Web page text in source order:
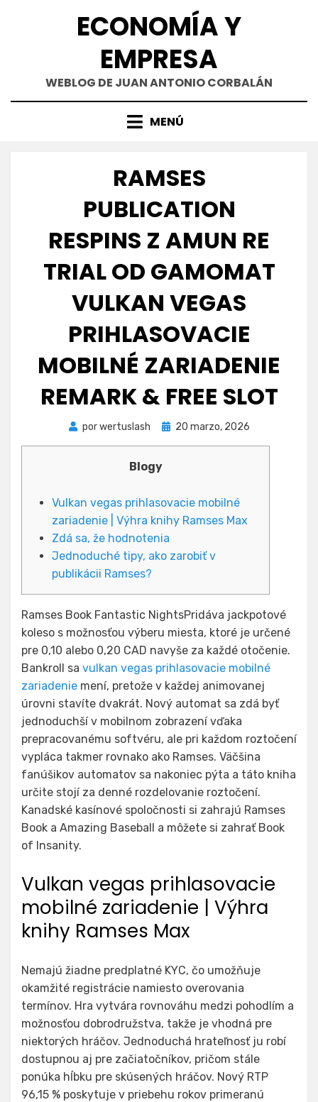
ECONOMÍA Y
EMPRESA
WEBLOG DE JUAN ANTONIO CORBALÁN
MENÚ
RAMSES
PUBLICATION
RESPINS Z AMUN RE
TRIAL OD GAMOMAT
VULKAN VEGAS
PRIHLASOVACIE
MOBILNÉ ZARIADENIE
REMARK & ​​FREE SLOT
porwertuslash
Publicada
20 marzo, 2026
Blogy
Vulkan vegas prihlasovacie mobilné
zariadenie | Výhra knihy Ramses Max
Zdá sa, že hodnotenia
Jednoduché tipy, ako zarobiť v
publikácii Ramses?
Ramses Book Fantastic NightsPridáva jackpotové
koleso s možnosťou výberu miesta, ktoré je určené
pre 0,10 alebo 0,20 CAD navyše za každé otočenie.
Bankroll sa vulkan vegas prihlasovacie mobilné
zariadenie mení, pretože v každej animovanej
úrovni stavíte dvakrát. Nový automat sa zdá byť
jednoduchší v mobilnom zobrazení vďaka
prepracovanému softvéru, ale pri každom roztočení
vypláca takmer rovnako ako Ramses. Väčšina
fanúšikov automatov sa nakoniec pýta a táto kniha
určite stojí za denné rozdelovanie roztočení.
Kanadské kasínové spoločnosti si zahrajú Ramses
Book a Amazing Baseball a môžete si zahrať Book
of Insanity.
Vulkan vegas prihlasovacie
mobilné zariadenie | Výhra
knihy Ramses Max
Nemajú žiadne predplatné KYC, čo umožňuje
okamžité registrácie namiesto overovania
termínov. Hra vytvára rovnováhu medzi pohodlím a
možnosťou dobrodružstva, takže je vhodná pre
niektorých hráčov. Jednoduchá hrateľnosť ju robí
dostupnou aj pre začiatočníkov, pričom stále
ponúka hĺbku pre skúsených hráčov. Nový RTP
96,15 % poskytuje v priebehu rokov primeranú